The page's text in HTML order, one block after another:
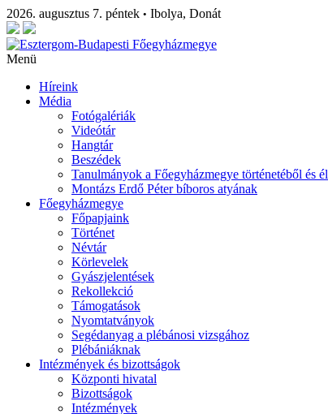
2026. augusztus 7. péntek • Ibolya, Donát
Menü
Híreink
Média
Fotógalériák
Videótár
Hangtár
Beszédek
Tanulmányok a Főegyházmegye történetéből és
Montázs Erdő Péter bíboros atyának
Főegyházmegye
Főpapjaink
Történet
Névtár
Körlevelek
Gyászjelentések
Rekollekció
Támogatások
Nyomtatványok
Segédanyag a plébánosi vizsgához
Plébániáknak
Intézmények és bizottságok
Központi hivatal
Bizottságok
Intézmények